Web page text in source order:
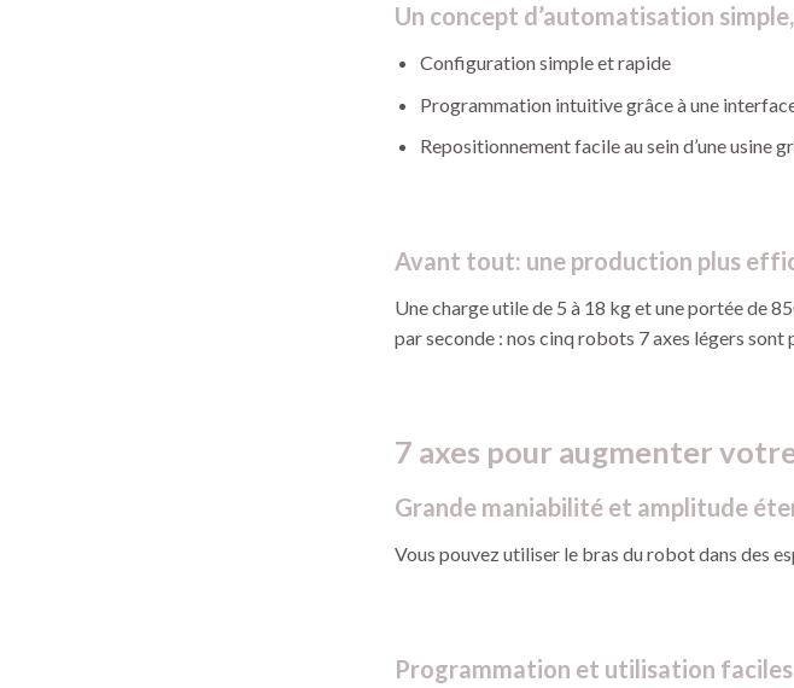
Un concept d’automatisation
Configuration simple et rapide
Programmation intuitive grâce à une
Repositionnement facile au sein d’une usine
Avant tout: une production plus
Une charge utile de 5 à 18 kg et une portée de
par seconde : nos cinq robots 7 axes légers
7 axes pour augmenter
Grande maniabilité et amplitude
Vous pouvez utiliser le bras du robot dans des
Programmation et utilisation faciles